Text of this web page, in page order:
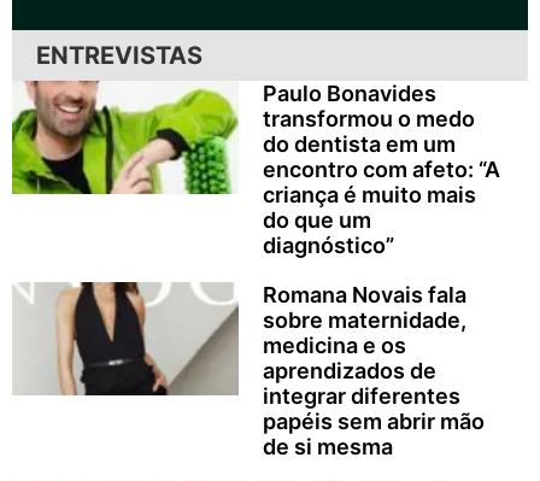
ENTREVISTAS
Paulo Bonavides
transformou o medo
do dentista em um
encontro com afeto: “A
criança é muito mais
do que um
diagnóstico”
Romana Novais fala
sobre maternidade,
medicina e os
aprendizados de
integrar diferentes
papéis sem abrir mão
de si mesma